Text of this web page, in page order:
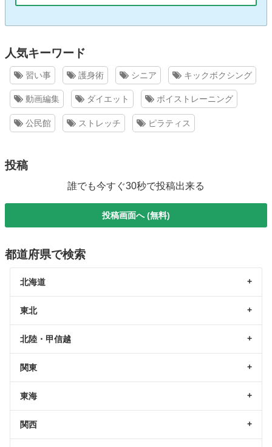
人気キーワード
習い事 護身術 シニア キックボクシング
動画編集 ダイエット ボイストレーニング
公民館 ストレッチ ピラティス
投稿
誰でも今すぐ30秒で投稿出来る
投稿画面へ (無料)
都道府県で検索
北海道
東北
北陸・甲信越
関東
東海
関西